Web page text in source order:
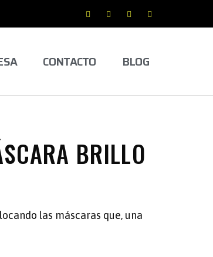
CONTACTO BLOG
BRILLO
las máscaras que, una